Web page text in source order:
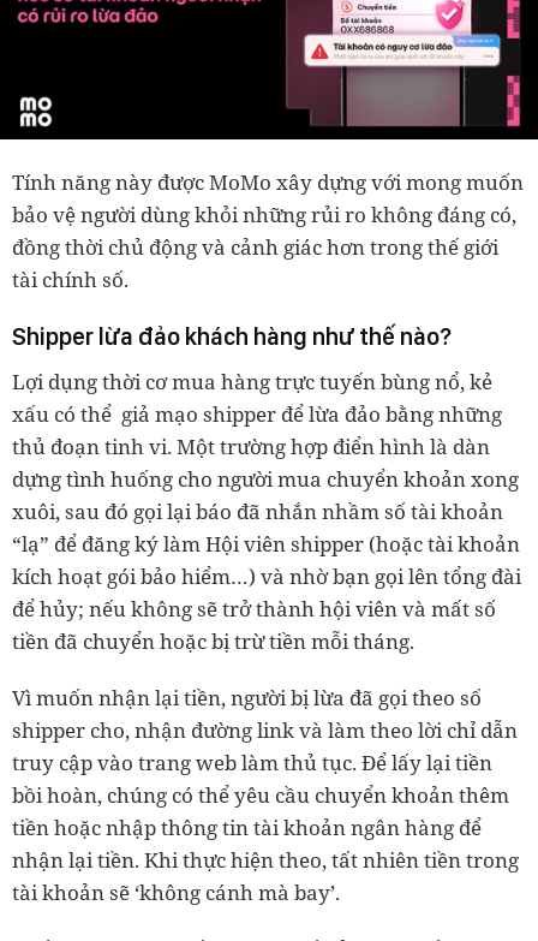
Tính năng này được MoMo xây dựng với mong muốn
bảo vệ người dùng khỏi những rủi ro không đáng có,
đồng thời chủ động và cảnh giác hơn trong thế giới
tài chính số.
Shipper lừa đảo khách hàng như thế nào?
Lợi dụng thời cơ mua hàng trực tuyến bùng nổ, kẻ
xấu có thể giả mạo shipper để lừa đảo bằng những
thủ đoạn tinh vi. Một trường hợp điển hình là dàn
dựng tình huống cho người mua chuyển khoản xong
xuôi, sau đó gọi lại báo đã nhắn nhầm số tài khoản
“lạ” để đăng ký làm Hội viên shipper (hoặc tài khoản
kích hoạt gói bảo hiểm…) và nhờ bạn gọi lên tổng đài
để hủy; nếu không sẽ trở thành hội viên và mất số
tiền đã chuyển hoặc bị trừ tiền mỗi tháng.
Vì muốn nhận lại tiền, người bị lừa đã gọi theo số
shipper cho, nhận đường link và làm theo lời chỉ dẫn
truy cập vào trang web làm thủ tục. Để lấy lại tiền
bồi hoàn, chúng có thể yêu cầu chuyển khoản thêm
tiền hoặc nhập thông tin tài khoản ngân hàng để
nhận lại tiền. Khi thực hiện theo, tất nhiên tiền trong
tài khoản sẽ ‘không cánh mà bay’.